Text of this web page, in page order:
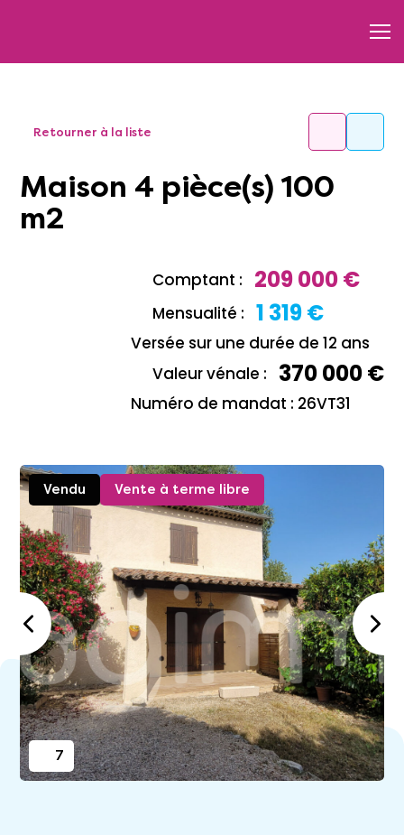
Retourner à la liste
Maison 4 pièce(s) 100
m2
Comptant : 209 000 €
Mensualité : 1 319 €
Versée sur une durée de 12 ans
Valeur vénale :
370 000 €
Numéro de mandat : 26VT31
Vendu Vente à terme libre
7